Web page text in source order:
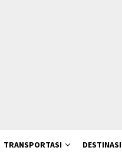
TRANSPORTASI DESTINASI